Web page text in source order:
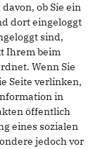
ob Sie ein
dort eingeloggt
sind,
Ihrem beim
Wenn Sie
Seite verlinken,
in
öffentlich
eines sozialen
jedoch vor